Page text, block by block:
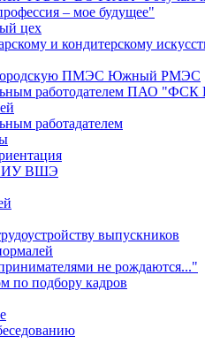
– мое будущее"
цех
и кондитерскому
ПМЭС Южный РМЭС
работодателем ПАО
работадателем
НИУ ВШЭ
выпускников
не рождаются..."
по подбору кадров